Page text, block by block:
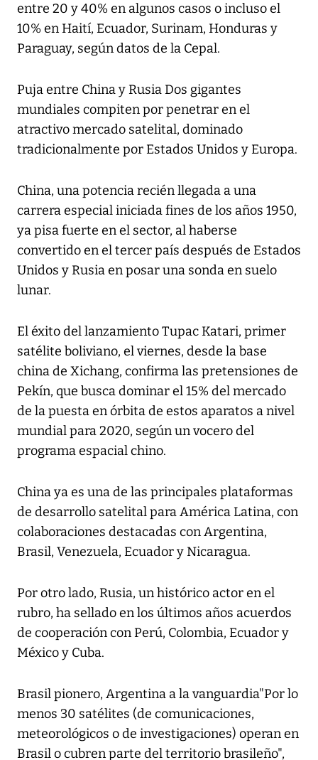
entre 20 y 40% en algunos casos o incluso el
10% en Haití, Ecuador, Surinam, Honduras y
Paraguay, según datos de la Cepal.
Puja entre China y Rusia Dos gigantes
mundiales compiten por penetrar en el
atractivo mercado satelital, dominado
tradicionalmente por Estados Unidos y Europa.
China, una potencia recién llegada a una
carrera especial iniciada fines de los años 1950,
ya pisa fuerte en el sector, al haberse
convertido en el tercer país después de Estados
Unidos y Rusia en posar una sonda en suelo
lunar.
El éxito del lanzamiento Tupac Katari, primer
satélite boliviano, el viernes, desde la base
china de Xichang, confirma las pretensiones de
Pekín, que busca dominar el 15% del mercado
de la puesta en órbita de estos aparatos a nivel
mundial para 2020, según un vocero del
programa espacial chino.
China ya es una de las principales plataformas
de desarrollo satelital para América Latina, con
colaboraciones destacadas con Argentina,
Brasil, Venezuela, Ecuador y Nicaragua.
Por otro lado, Rusia, un histórico actor en el
rubro, ha sellado en los últimos años acuerdos
de cooperación con Perú, Colombia, Ecuador y
México y Cuba.
Brasil pionero, Argentina a la vanguardia"Por lo
menos 30 satélites (de comunicaciones,
meteorológicos o de investigaciones) operan en
Brasil o cubren parte del territorio brasileño",